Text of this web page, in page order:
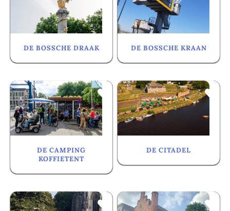
DE BOSSCHE DRAAK DE BOSSCHE KRAAN
Favorite
DE CAMPING
KOFFIETENT
DE CITADEL
Favorite